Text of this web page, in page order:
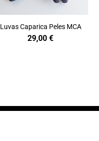
Luvas Caparica Peles MCA
29,00€